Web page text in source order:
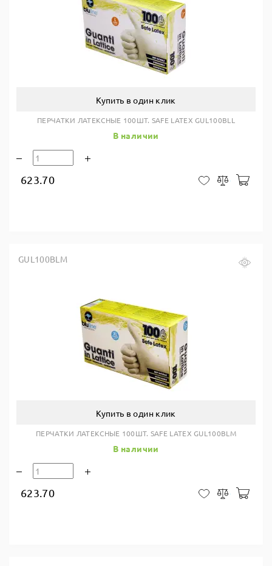
Купить в один клик
ПЕРЧАТКИ ЛАТЕКСНЫЕ 100ШТ. SAFE LATEX GUL100BLL
В наличии
623.70 В закладки
Сравнить
GUL100BLM
Купить в один клик
ПЕРЧАТКИ ЛАТЕКСНЫЕ 100ШТ. SAFE LATEX GUL100BLM
В наличии
623.70 В закладки
Сравнить